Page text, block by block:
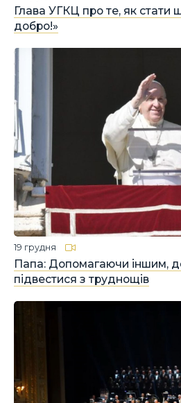
Глава УГКЦ про те, як стати
добро!»
Папа: Допомагаючи іншим,
підвестися з труднощів
19 грудня